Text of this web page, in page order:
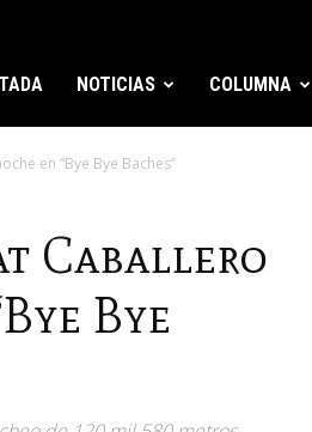
NOTICIAS COLUMNA
en “Bye Bye Baches”
Caballero
Bye